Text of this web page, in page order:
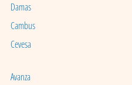
Damas
Cambus
Cevesa
Avanza